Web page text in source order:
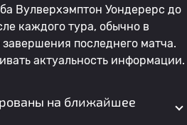
Вулверхэмптон Уондерерс до
каждого тура, обычно в
последнего матча.
актуальность информации.
на ближайшее